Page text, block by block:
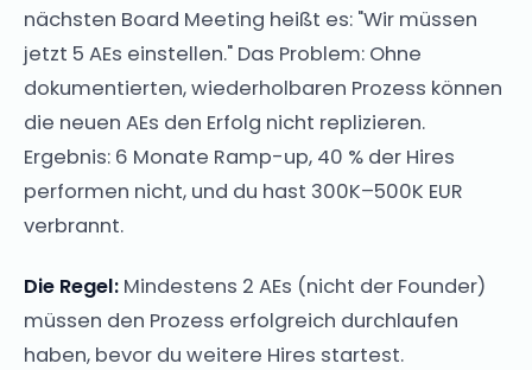
nächsten Board Meeting heißt es: "Wir müssen
jetzt 5 AEs einstellen." Das Problem: Ohne
dokumentierten, wiederholbaren Prozess können
die neuen AEs den Erfolg nicht replizieren.
Ergebnis: 6 Monate Ramp-up, 40 % der Hires
performen nicht, und du hast 300K–500K EUR
verbrannt.
Die Regel: Mindestens 2 AEs (nicht der Founder)
müssen den Prozess erfolgreich durchlaufen
haben, bevor du weitere Hires startest.